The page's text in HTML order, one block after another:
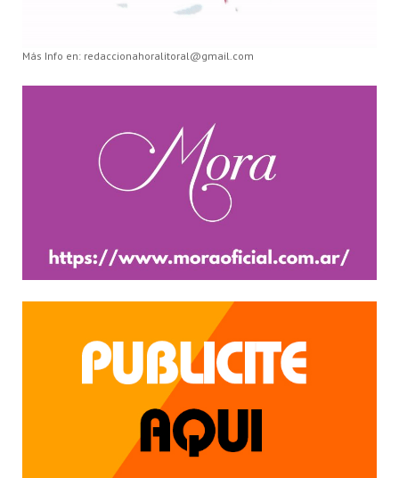
Más Info en: redaccionahoralitoral@gmail.com